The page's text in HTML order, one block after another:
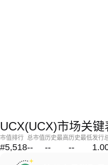
UCX(UCX)市场关键
市值排行
#5,518
总市值
--
历史最高
--
历史最低
--
发行